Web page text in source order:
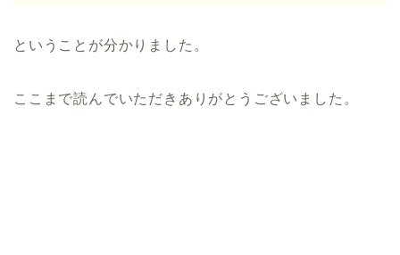
ということが分かりました。
ここまで読んでいただきありがとうございました。